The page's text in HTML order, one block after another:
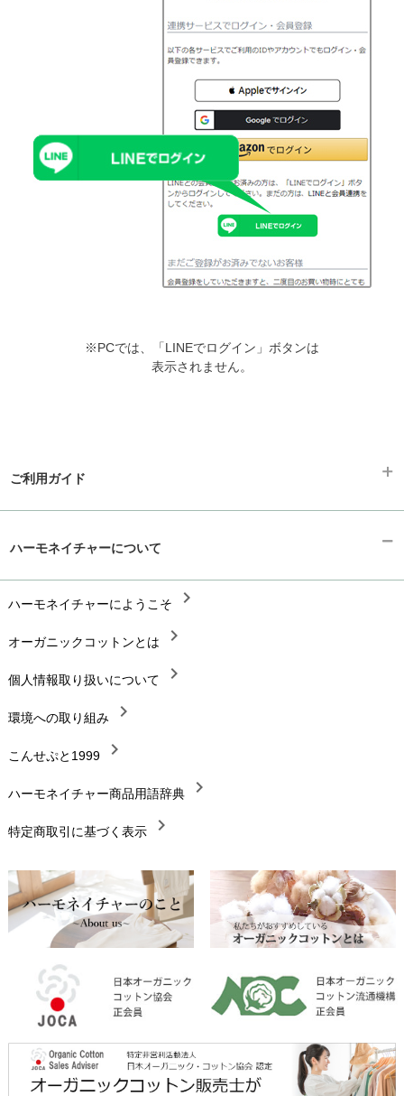
※PCでは、「LINEでログイン」ボタンは
表示されません。
ご利用ガイド
配送と送料chevron_right
在庫状況と発送予定chevron_right
サイズ・寸法chevron_right
生地・素材chevron_right
お手入れについて chevron_right
レビューを書こうchevron_right
返品交換chevron_right
FAXでのご注文 chevron_right
お問い合わせchevron_right
ハーモネイチャーについて
ハーモネイチャーにようこそ chevron_right
オーガニックコットンとは chevron_right
個人情報取り扱いについて chevron_right
環境への取り組み chevron_right
こんせぷと1999 chevron_right
ハーモネイチャー商品用語辞典 chevron_right
特定商取引に基づく表示 chevron_right